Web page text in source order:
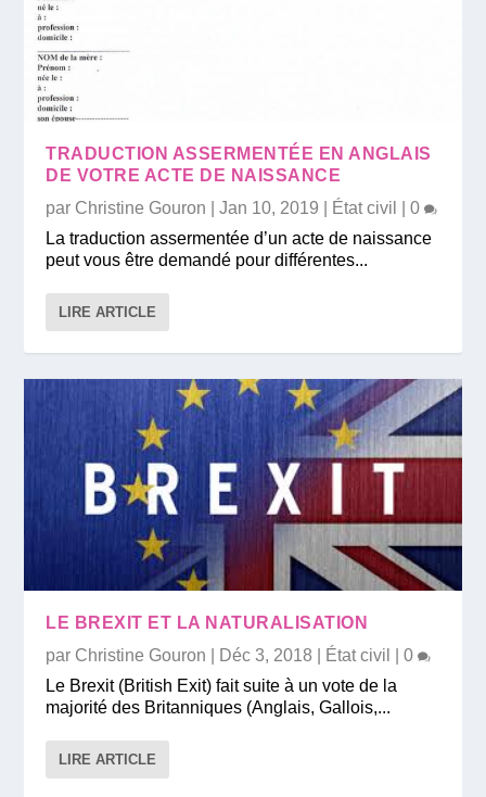
TRADUCTION ASSERMENTÉE EN ANGLAIS
DE VOTRE ACTE DE NAISSANCE
par Christine Gouron |Jan 10, 2019 État civil |0
La traduction assermentée d’un acte de naissance
peut vous être demandé pour différentes...
LIRE ARTICLE
LE BREXIT ET LA NATURALISATION
par Christine Gouron Déc 3, 2018 État civil |0
Le Brexit (British Exit) fait suite à un vote de la
majorité des Britanniques (Anglais, Gallois,...
LIRE ARTICLE